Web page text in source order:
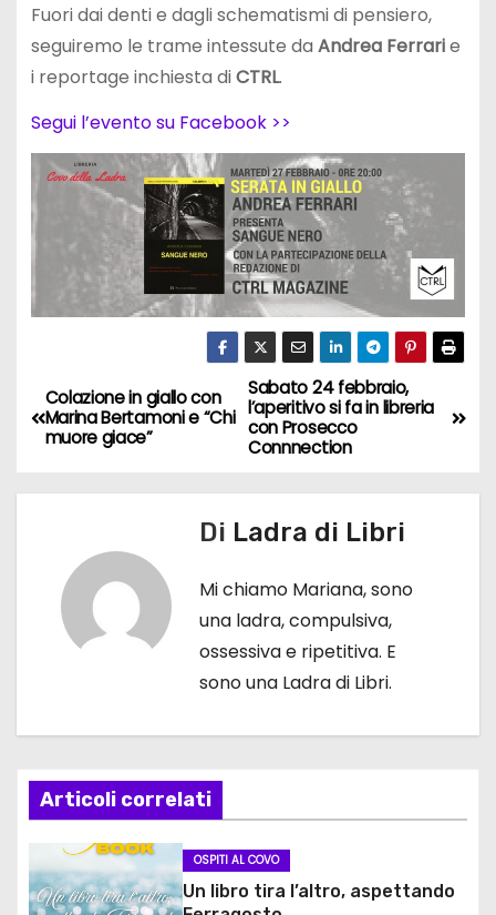
Fuori dai denti e dagli schematismi di pensiero,
seguiremo le trame intessute da Andrea Ferrarie
i reportage inchiesta diCTRL.
Segui l’evento su Facebook >>
N
a
v
i
o
n
e
Sabato 24 febbraio,
l’aperitivo si fa in libreria
con Prosecco
Connnection
Colazione in giallo con
Marina Bertamoni e “Chi
muore giace”
Di Ladra di Libri
Mi chiamo Mariana, sono
una ladra, compulsiva,
ossessiva e ripetitiva. E
sono una Ladra di Libri.
Articoli correlati
OSPITI AL COVO
Un libro tira l’altro, aspettando